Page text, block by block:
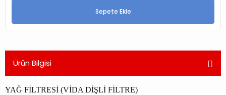
Sepete Ekle
Ürün Bilgisi
YAĞ FİLTRESİ (VİDA DİŞLİ FİLTRE)